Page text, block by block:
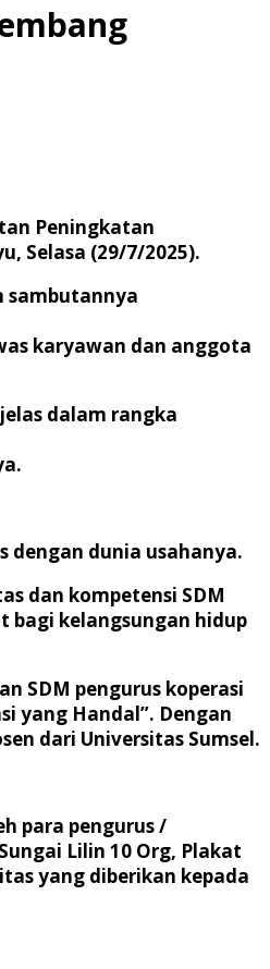
Peningkatan
Selasa (29/7/2025).
sambutannya
karyawan dan anggota
dalam rangka
dengan dunia usahanya.
dan kompetensi SDM
bagi kelangsungan hidup
SDM pengurus koperasi
yang Handal”. Dengan
dari Universitas Sumsel.
para pengurus /
Lilin 10 Org, Plakat
yang diberikan kepada